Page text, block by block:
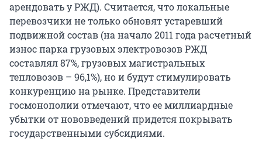
арендовать у РЖД). Считается, что локальные
перевозчики не только обновят устаревший
подвижной состав (на начало 2011 года расчетный
износ парка грузовых электровозов РЖД
составлял 87%, грузовых магистральных
тепловозов – 96,1%), но и будут стимулировать
конкуренцию на рынке. Представители
госмонополии отмечают, что ее миллиардные
убытки от нововведений придется покрывать
государственными субсидиями.